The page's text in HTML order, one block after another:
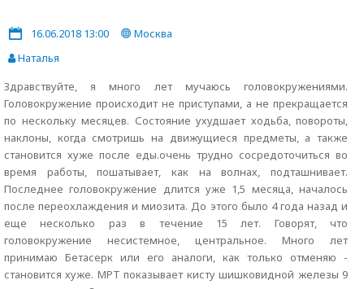
16.06.2018 13:00
Москва
Наталья
Здравствуйте, я много лет мучаюсь головокружениями.
Головокружение происходит не приступами, а не прекращается
по нескольку месяцев. Состояние ухудшает ходьба, повороты,
наклоны, когда смотришь на движущиеся предметы, а также
становится хуже после еды.очень трудно сосредоточиться во
время работы, пошатывает, как на волнах, подташнивает.
Последнее головокружение длится уже 1,5 месяца, началось
после переохлаждения и миозита. До этого было 4 года назад и
еще несколько раз в течение 15 лет. Говорят, что
головокружение несистемное, центральное. Много лет
принимаю Бетасерк или его аналоги, как только отменяю -
становится хуже. МРТ показывает кисту шишковидной железы 9